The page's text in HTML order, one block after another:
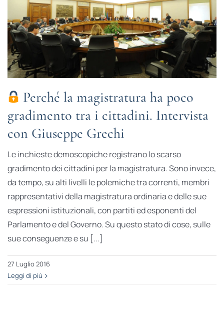
Perché la magistratura ha poco
gradimento tra i cittadini. Intervista
con Giuseppe Grechi
Le inchieste demoscopiche registrano lo scarso
gradimento dei cittadini per la magistratura. Sono invece,
da tempo, su alti livelli le polemiche tra correnti, membri
rappresentativi della magistratura ordinaria e delle sue
espressioni istituzionali, con partiti ed esponenti del
Parlamento e del Governo. Su questo stato di cose, sulle
sue conseguenze e su [...]
27 Luglio 2016
Leggi di più